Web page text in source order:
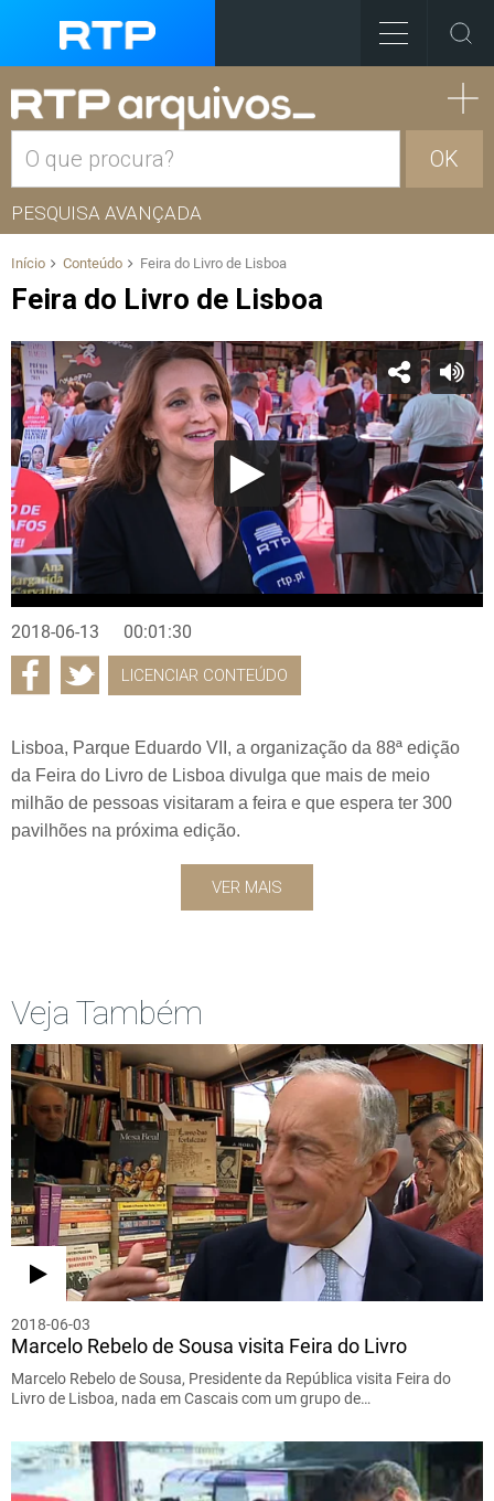
OK
PESQUISA AVANÇADA
Início Conteúdo Feira do Livro de Lisboa
Feira do Livro de Lisboa
2018-06-13 00:01:30
LICENCIAR CONTEÚDO
Lisboa, Parque Eduardo VII, a organização da 88ª edição
da Feira do Livro de Lisboa divulga que mais de meio
milhão de pessoas visitaram a feira e que espera ter 300
pavilhões na próxima edição.
VER MAIS
Veja Também
2018-06-03
Marcelo Rebelo de Sousa visita Feira do Livro
Marcelo Rebelo de Sousa, Presidente da República visita Feira do
Livro de Lisboa, nada em Cascais com um grupo de…